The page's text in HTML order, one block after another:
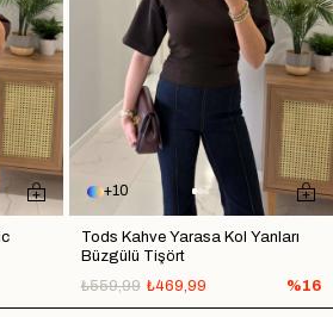
10
Tods Kahve Yarasa Kol Yanları
Büzgülü Tişört
₺469,99
₺559,99 %16